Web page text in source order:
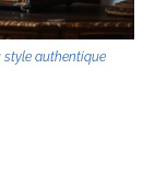
style authentique